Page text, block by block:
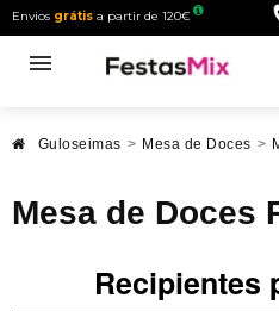
Envios grátis a partir de 120€
Guloseimas > Mesa de Doces >
Mesa de Doces
Recipientes